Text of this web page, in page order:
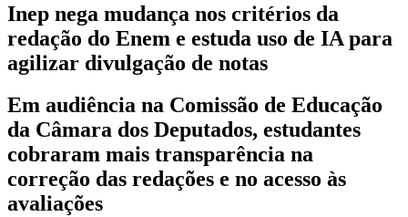
Inep nega mudança nos critérios da
redação do Enem e estuda uso de IA para
agilizar divulgação de notas
Em audiência na Comissão de Educação
da Câmara dos Deputados, estudantes
cobraram mais transparência na
correção das redações e no acesso às
avaliações